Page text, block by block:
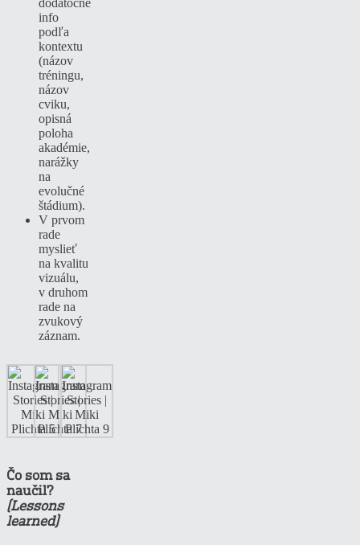
info
podľa
kontextu
(názov
tréningu,
názov
cviku,
opisná
poloha
akadémie,
narážky
na
evolučné
štádium).
V prvom
rade
myslieť
na kvalitu
vizuálu,
v druhom
rade na
zvukový
záznam.
Čo som sa
naučil?
(Lessons
learned)